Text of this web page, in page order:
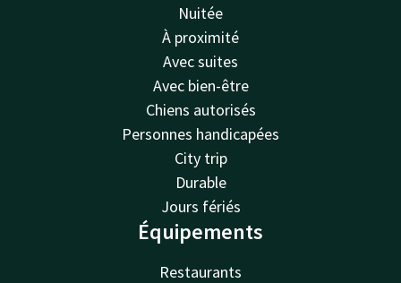
Nuitée
À proximité
Avec suites
Avec bien-être
Chiens autorisés
Personnes handicapées
City trip
Durable
Jours fériés
Équipements
Restaurants